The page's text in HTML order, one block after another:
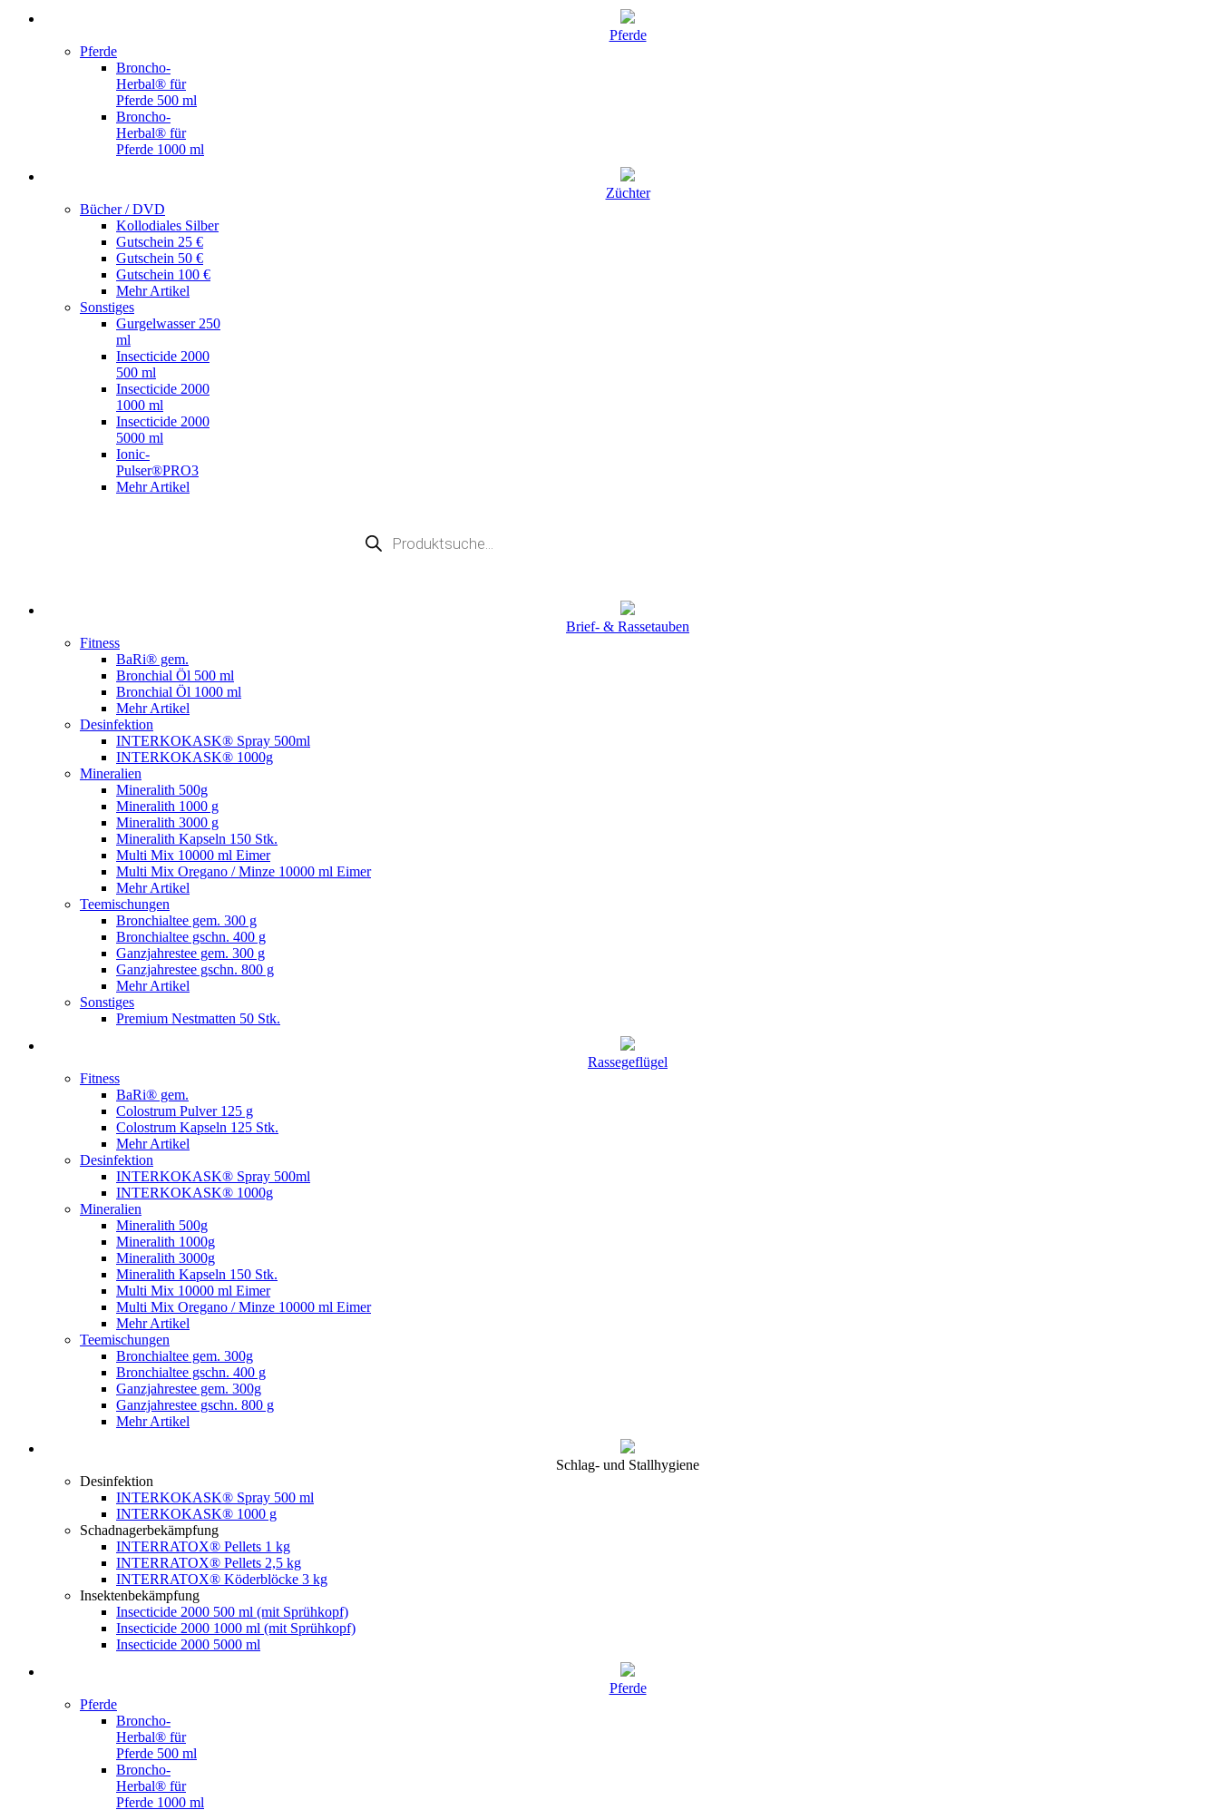
Pferde
Pferde
Broncho-
Herbal® für
Pferde 500 ml
Broncho-
Herbal® für
Pferde 1000 ml
Züchter
Bücher / DVD
Kollodiales Silber
Gutschein 25 €
Gutschein 50 €
Gutschein 100 €
Mehr Artikel
Sonstiges
Gurgelwasser 250
ml
Insecticide 2000
500 ml
Insecticide 2000
1000 ml
Insecticide 2000
5000 ml
Ionic-
Pulser®PRO3
Mehr Artikel
search
Brief- & Rassetauben
Fitness
BaRi® gem.
Bronchial Öl 500 ml
Bronchial Öl 1000 ml
Mehr Artikel
Desinfektion
INTERKOKASK® Spray 500ml
INTERKOKASK® 1000g
Mineralien
Mineralith 500g
Mineralith 1000 g
Mineralith 3000 g
Mineralith Kapseln 150 Stk.
Multi Mix 10000 ml Eimer
Multi Mix Oregano / Minze 10000 ml Eimer
Mehr Artikel
Teemischungen
Bronchialtee gem. 300 g
Bronchialtee gschn. 400 g
Ganzjahrestee gem. 300 g
Ganzjahrestee gschn. 800 g
Mehr Artikel
Sonstiges
Premium Nestmatten 50 Stk.
Rassegeflügel
Fitness
BaRi® gem.
Colostrum Pulver 125 g
Colostrum Kapseln 125 Stk.
Mehr Artikel
Desinfektion
INTERKOKASK® Spray 500ml
INTERKOKASK® 1000g
Mineralien
Mineralith 500g
Mineralith 1000g
Mineralith 3000g
Mineralith Kapseln 150 Stk.
Multi Mix 10000 ml Eimer
Multi Mix Oregano / Minze 10000 ml Eimer
Mehr Artikel
Teemischungen
Bronchialtee gem. 300g
Bronchialtee gschn. 400 g
Ganzjahrestee gem. 300g
Ganzjahrestee gschn. 800 g
Mehr Artikel
Schlag- und Stallhygiene
Desinfektion
INTERKOKASK® Spray 500 ml
INTERKOKASK® 1000 g
Schadnagerbekämpfung
INTERRATOX® Pellets 1 kg
INTERRATOX® Pellets 2,5 kg
INTERRATOX® Köderblöcke 3 kg
Insektenbekämpfung
Insecticide 2000 500 ml (mit Sprühkopf)
Insecticide 2000 1000 ml (mit Sprühkopf)
Insecticide 2000 5000 ml
Pferde
Pferde
Broncho-
Herbal® für
Pferde 500 ml
Broncho-
Herbal® für
Pferde 1000 ml